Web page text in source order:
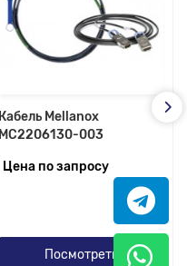
Кабель Mellanox
MC2206130-003
Цена по запросу
Посмотреть